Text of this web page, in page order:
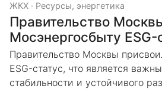
ЖКХ · Ресурсы, энергетика
Правительство
Мосэнергосбыту ESG-
Правительство Москвы
ESG-статус, что является
стабильности и устойчивого